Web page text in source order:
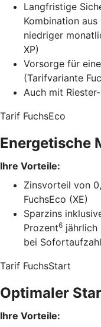
Langfristige
Kombination
niedriger
XP)
Vorsorge für
(Tarifvariante
Auch mit
Tarif FuchsEco
Energetische
Ihre Vorteile:
Zinsvorteil von
FuchsEco (XE)
Sparzins
Prozent6 jährlich
bei
Tarif FuchsStart
Optimaler
Ihre Vorteile: